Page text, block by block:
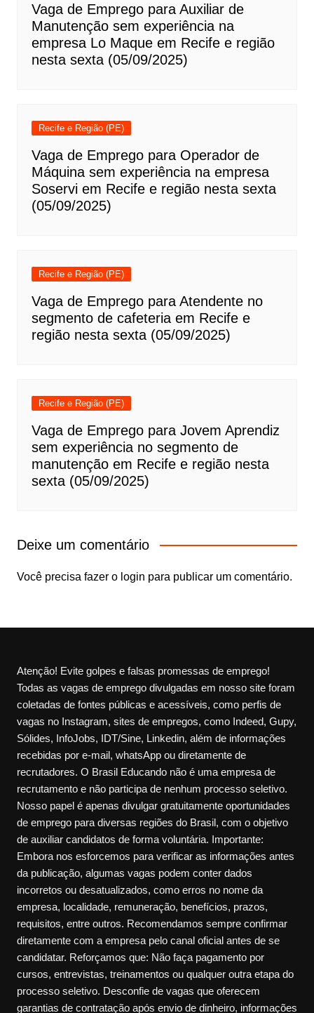
Vaga de Emprego para Auxiliar de
Manutenção sem experiência na
empresa Lo Maque em Recife e região
nesta sexta (05/09/2025)
Recife e Região (PE)
Vaga de Emprego para Operador de
Máquina sem experiência na empresa
Soservi em Recife e região nesta sexta
(05/09/2025)
Recife e Região (PE)
Vaga de Emprego para Atendente no
segmento de cafeteria em Recife e
região nesta sexta (05/09/2025)
Recife e Região (PE)
Vaga de Emprego para Jovem Aprendiz
sem experiência no segmento de
manutenção em Recife e região nesta
sexta (05/09/2025)
Deixe um comentário
Você precisa fazer o login para publicar um comentário.
Atenção! Evite golpes e falsas promessas de emprego!
Todas as vagas de emprego divulgadas em nosso site foram
coletadas de fontes públicas e acessíveis, como perfis de
vagas no Instagram, sites de empregos, como Indeed, Gupy,
Sólides, InfoJobs, IDT/Sine, Linkedin, além de informações
recebidas por e-mail, whatsApp ou diretamente de
recrutadores. O Brasil Educando não é uma empresa de
recrutamento e não participa de nenhum processo seletivo.
Nosso papel é apenas divulgar gratuitamente oportunidades
de emprego para diversas regiões do Brasil, com o objetivo
de auxiliar candidatos de forma voluntária. Importante:
Embora nos esforcemos para verificar as informações antes
da publicação, algumas vagas podem conter dados
incorretos ou desatualizados, como erros no nome da
empresa, localidade, remuneração, benefícios, prazos,
requisitos, entre outros. Recomendamos sempre confirmar
diretamente com a empresa pelo canal oficial antes de se
candidatar. Reforçamos que: Não faça pagamento por
cursos, entrevistas, treinamentos ou qualquer outra etapa do
processo seletivo. Desconfie de vagas que oferecem
garantias de contratação após envio de dinheiro, informações